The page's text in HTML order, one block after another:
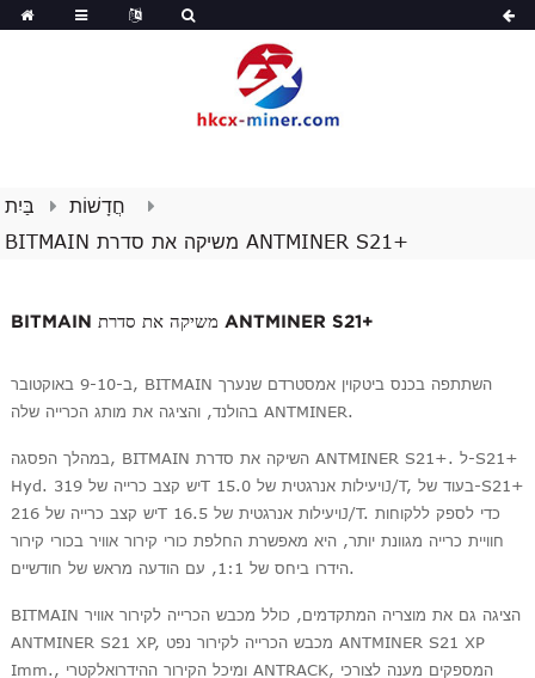
בַּיִת
חֲדָשׁוֹת
BITMAIN משיקה את סדרת ANTMINER S21+
BITMAIN משיקה את סדרת ANTMINER S21+
ב-9-10 באוקטובר, BITMAIN השתתפה בכנס ביטקוין אמסטרדם שנערך
בהולנד, והציגה את מותג הכרייה שלה ANTMINER.
במהלך הפסגה, BITMAIN השיקה את סדרת ANTMINER S21+. ל-S21+
Hyd. יש קצב כרייה של 319T ויעילות אנרגטית של 15.0J/T, בעוד של-S21+
יש קצב כרייה של 216T ויעילות אנרגטית של 16.5J/T. כדי לספק ללקוחות
חוויית כרייה מגוונת יותר, היא מאפשרת החלפת כורי קירור אוויר בכורי קירור
הידרו ביחס של 1:1, עם הודעה מראש של חודשיים.
BITMAIN הציגה גם את מוצריה המתקדמים, כולל מכבש הכרייה לקירור אוויר
ANTMINER S21 XP, מכבש הכרייה לקירור נפט ANTMINER S21 XP
Imm., ומיכל הקירור ההידרואלקטרי ANTRACK, המספקים מענה לצורכי